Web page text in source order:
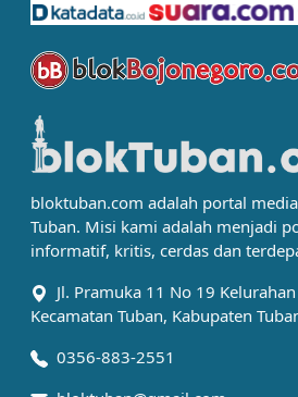
bloktuban.com adalah portal
Tuban. Misi kami adalah menjadi
informatif, kritis, cerdas dan
Jl. Pramuka 11 No 19
Kecamatan Tuban, Kabupaten
0356-883-2551